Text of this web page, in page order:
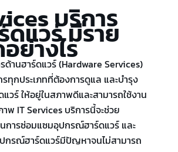
บริการ
ดแวร์มีราย
ย่างไร
ด้านฮาร์ดแวร์ (Hardware Services)
ทุกประเภทที่ต้องการดูแล และบำรุง
วร์ ให้อยู่ในสภาพดีและสามารถใช้งาน
พ IT Services บริการนี้จะช่วย
นการซ่อมแซมอุปกรณ์ฮาร์ดแวร์ และ
กรณ์ฮาร์ดแวร์มีปัญหาจนไม่สามารถ